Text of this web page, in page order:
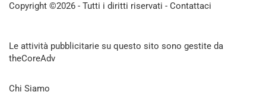
Copyright ©2026 - Tutti i diritti riservati - Contattaci
Le attività pubblicitarie su questo sito sono gestite da
theCoreAdv
Chi Siamo